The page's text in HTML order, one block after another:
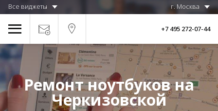
Все виджеты г. Москва
+7 495 272-07-44
Ремонт ноутбуков на
Черкизовской